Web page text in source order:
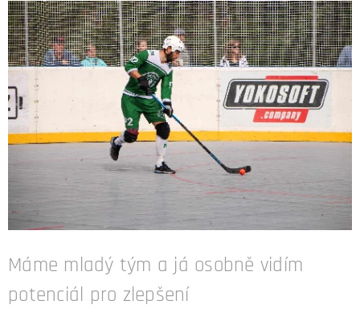
Máme mladý tým a já osobně vidím
potenciál pro zlepšení